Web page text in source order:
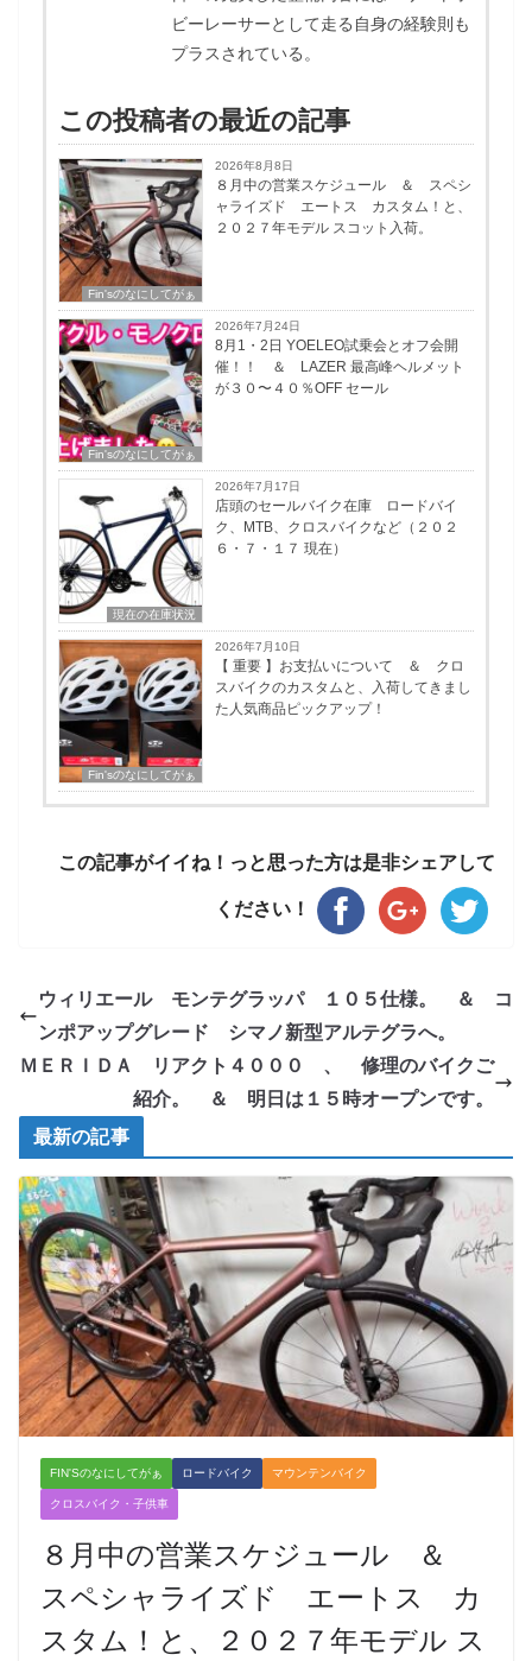
ビーレーサーとして走る自身の経験則も
プラスされている。
この投稿者の最近の記事
Fin'sのなにしてがぁ
2026年8月8日
８月中の営業スケジュール ＆ スペシ
ャライズド エートス カスタム！と、
２０２７年モデル スコット入荷。
Fin'sのなにしてがぁ
2026年7月24日
8月1・2日 YOELEO試乗会とオフ会開
催！！ ＆ LAZER 最高峰ヘルメット
が３０〜４０％OFF セール
現在の在庫状況
2026年7月17日
店頭のセールバイク在庫 ロードバイ
ク、MTB、クロスバイクなど（２０２
６・７・１７ 現在）
Fin'sのなにしてがぁ
2026年7月10日
【 重要 】お支払いについて ＆ クロ
スバイクのカスタムと、入荷してきまし
た人気商品ピックアップ！
この記事がイイね！っと思った方は是非シェアして
ください！
ウィリエール モンテグラッパ １０５仕様。 ＆ コ
ンポアップグレード シマノ新型アルテグラへ。
ＭＥＲＩＤＡ リアクト４０００ 、 修理のバイクご
紹介。 ＆ 明日は１５時オープンです。
最新の記事
FIN'Sのなにしてがぁ ロードバイク マウンテンバイク
クロスバイク・子供車
８月中の営業スケジュール ＆
スペシャライズド エートス カ
スタム！と、２０２７年モデル ス